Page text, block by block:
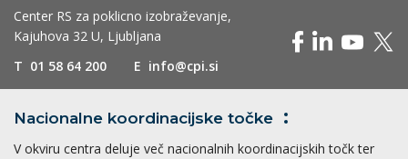
Center RS za poklicno izobraževanje,
Kajuhova 32 U, Ljubljana
T 01 58 64 200 E info@cpi.si
Nacionalne koordinacijske točke
V okviru centra deluje več nacionalnih koordinacijskih točk ter